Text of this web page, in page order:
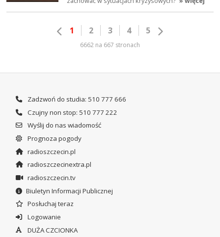
1 2 3 4 5
6662 na 667 stronach
Zadzwoń do studia: 510 777 666
Czujny non stop: 510 777 222
Wyślij do nas wiadomość
Prognoza pogody
radioszczecin.pl
radioszczecinextra.pl
radioszczecin.tv
Biuletyn Informacji Publicznej
Posłuchaj teraz
Logowanie
DUŻA CZCIONKA